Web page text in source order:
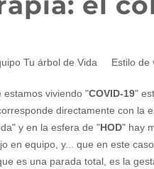
Tu árbol de Vida Estilo de
estamos viviendo "COVID-19"
directamente con la
y en la esfera de "HOD" hay
en equipo, y... que en este
es una parada total, es la